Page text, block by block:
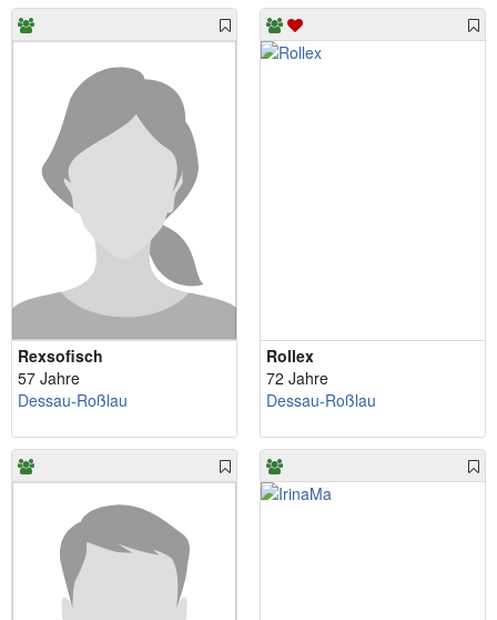
Rexsofisch
57 Jahre
Dessau-Roßlau
Rollex
72 Jahre
Dessau-Roßlau